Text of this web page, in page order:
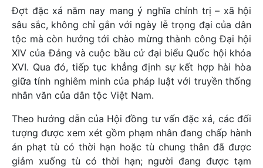
Đợt đặc xá năm nay mang ý nghĩa chính trị – xã hội
sâu sắc, không chỉ gắn với ngày lễ trọng đại của dân
tộc mà còn hướng tới chào mừng thành công Đại hội
XIV của Đảng và cuộc bầu cử đại biểu Quốc hội khóa
XVI. Qua đó, tiếp tục khẳng định sự kết hợp hài hòa
giữa tính nghiêm minh của pháp luật với truyền thống
nhân văn của dân tộc Việt Nam.
Theo hướng dẫn của Hội đồng tư vấn đặc xá, các đối
tượng được xem xét gồm phạm nhân đang chấp hành
án phạt tù có thời hạn hoặc tù chung thân đã được
giảm xuống tù có thời hạn; người đang được tạm